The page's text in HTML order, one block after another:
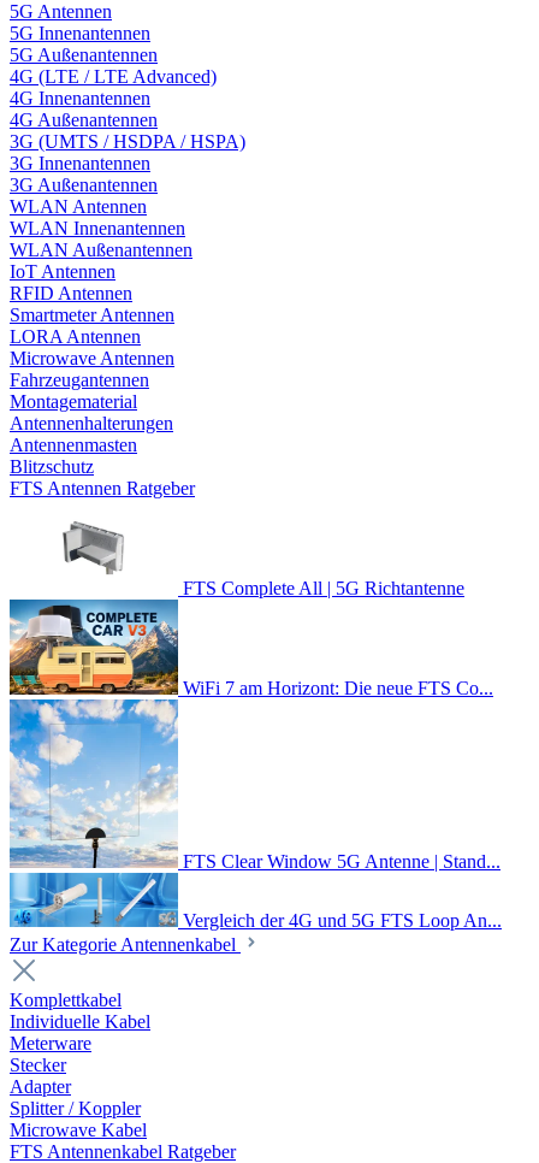
5G Antennen
5G Innenantennen
5G Außenantennen
4G (LTE / LTE Advanced)
4G Innenantennen
4G Außenantennen
3G (UMTS / HSDPA / HSPA)
3G Innenantennen
3G Außenantennen
WLAN Antennen
WLAN Innenantennen
WLAN Außenantennen
IoT Antennen
RFID Antennen
Smartmeter Antennen
LORA Antennen
Microwave Antennen
Fahrzeugantennen
Montagematerial
Antennenhalterungen
Antennenmasten
Blitzschutz
FTS Antennen Ratgeber
FTS Complete All | 5G Richtantenne
WiFi 7 am Horizont: Die neue FTS Co...
FTS Clear Window 5G Antenne | Stand...
Vergleich der 4G und 5G FTS Loop An...
Zur Kategorie Antennenkabel
Komplettkabel
Individuelle Kabel
Meterware
Stecker
Adapter
Splitter / Koppler
Microwave Kabel
FTS Antennenkabel Ratgeber